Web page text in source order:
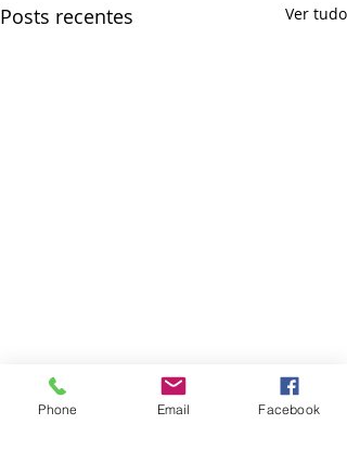
Posts recentes Ver tudo
Phone Email Facebook